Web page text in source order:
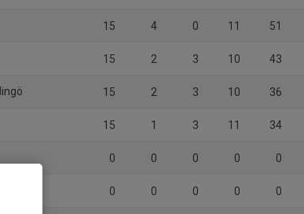
15 4 0 11 51
15 2 3 10 43
15 2 3 10 36
15 1 3 11 34
0 0 0 0 0
0 0 0 0 0